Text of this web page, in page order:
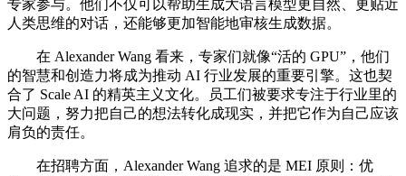
专家参与。他们不仅可以帮助生成大语言模型更自然、更贴近
人类思维的对话，还能够更加智能地审核生成数据。
在 Alexander Wang 看来，专家们就像“活的 GPU”，他们
的智慧和创造力将成为推动 AI 行业发展的重要引擎。这也契
合了 Scale AI 的精英主义文化。员工们被要求专注于行业里的
大问题，努力把自己的想法转化成现实，并把它作为自己应该
肩负的责任。
在招聘方面，Alexander Wang 追求的是 MEI 原则：优